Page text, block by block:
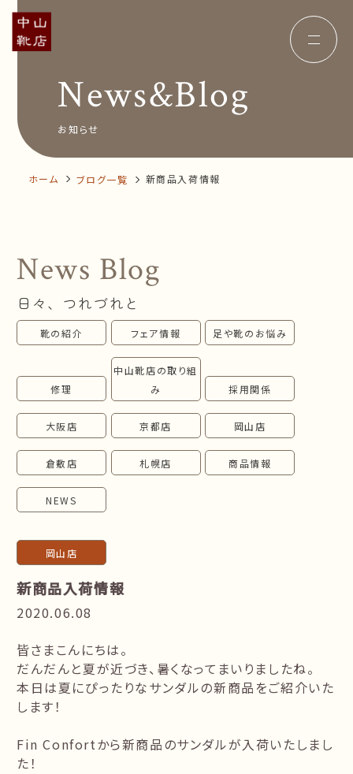
Concept コンセプト
Insole オーダー中敷き
News&Blog
Company 会社概要
オンラインショップ
お問い合わせ
News&Blog
お知らせ
ホーム ブログ一覧 新商品入荷情報
News Blog
日々、つれづれと
靴の紹介 フェア情報 足や靴のお悩み
修理
中山靴店の取り組
み
採用関係
大阪店 京都店 岡山店
倉敷店 札幌店 商品情報
NEWS
岡山店
新商品入荷情報
2020.06.08
皆さまこんにちは。
だんだんと夏が近づき、暑くなってまいりましたね。
本日は夏にぴったりなサンダルの新商品をご紹介いた
します！
Fin Confortから新商品のサンダルが入荷いたしまし
た！